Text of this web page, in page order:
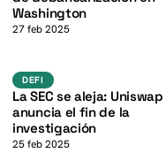
Washington
27 feb 2025
DEFI
La SEC se aleja: Uniswap
anuncia el fin de la
investigación
25 feb 2025